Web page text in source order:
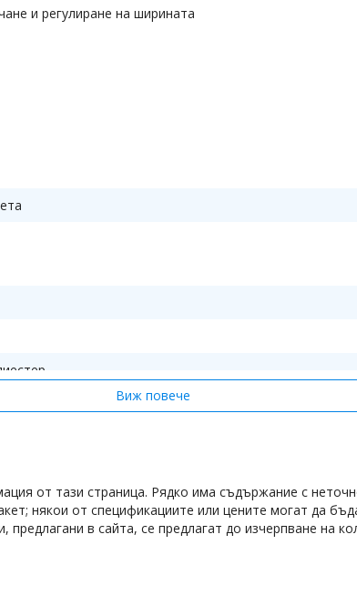
и регулиране на ширината
Виж повече
от тази страница. Рядко има съдържание с
някои от спецификациите или цените могат да
в сайта, се предлагат до изчерпване на